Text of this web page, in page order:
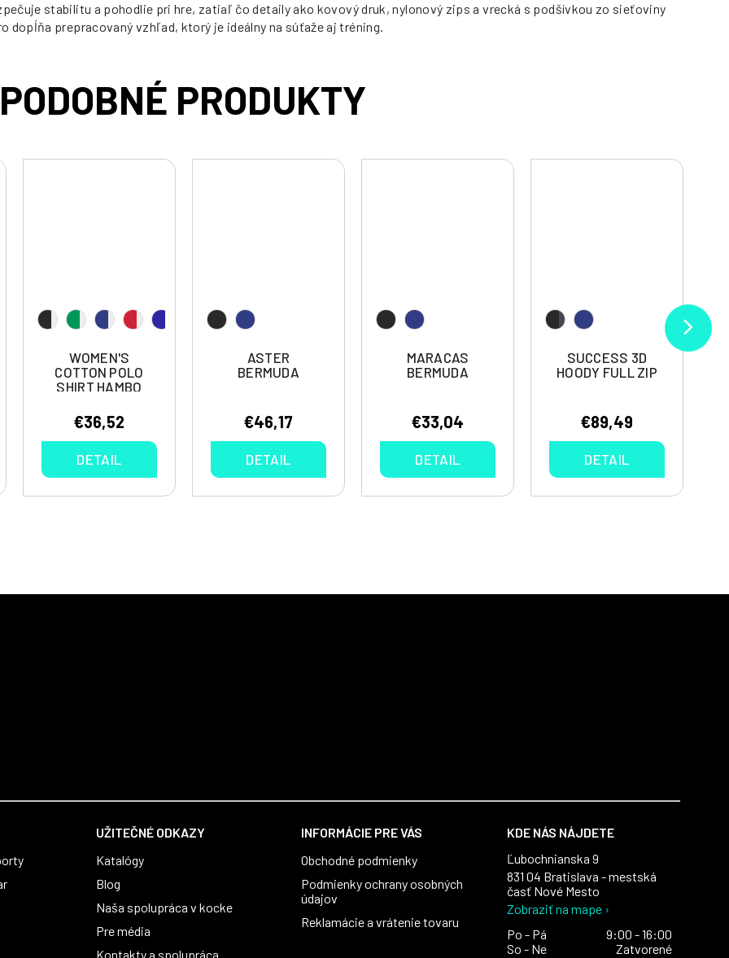
stabilitu a pohodlie pri hre, zatiaľ čo detaily ako kovový druk, nylonový zips a vrecká s podšívkou zo sieťoviny
prepracovaný vzhľad, ktorý je ideálny na súťaže aj tréning.
WOMEN'S
COTTON POLO
SHIRT HAMBO
€36,52
DETAIL
ASTER
BERMUDA
€46,17
DETAIL
MARACAS
BERMUDA
€33,04
DETAIL
SUCCESS 3D
HOODY FULL ZIP
€89,49
DETAIL
UŽITEČNÉ ODKAZY
Katalógy
Blog
Naša spolupráca v kocke
Pre média
Kontakty a spolupráca
INFORMÁCIE PRE VÁS
Obchodné podmienky
Podmienky ochrany osobných
údajov
Reklamácie a vrátenie tovaru
KDE NÁS NÁJDETE
Ľubochnianska 9
831 04 Bratislava - mestská
časť Nové Mesto
Zobraziť na mape ›
Po - Pá
9:00 - 16:00
So - Ne
Zatvorené